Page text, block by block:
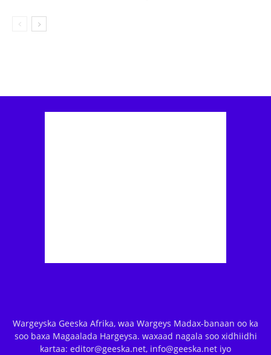
Wargeyska Geeska Afrika, waa Wargeys Madax-banaan oo ka
soo baxa Magaalada Hargeysa. waxaad nagala soo xidhiidhi
kartaa: editor@geeska.net, info@geeska.net iyo